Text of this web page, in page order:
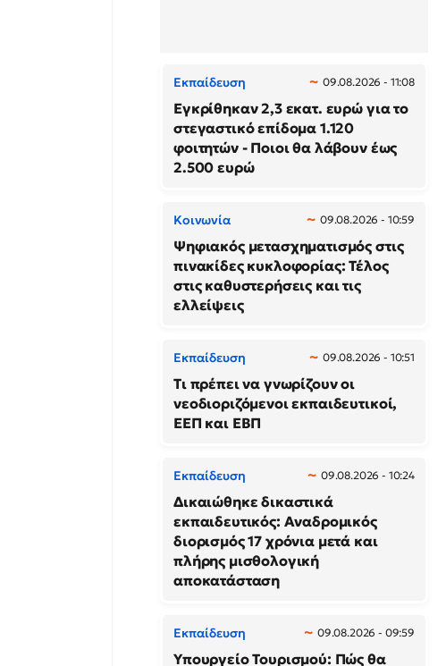
Εκπαίδευση 09.08.2026 - 11:08
Εγκρίθηκαν 2,3 εκατ. ευρώ για το
στεγαστικό επίδομα 1.120
φοιτητών - Ποιοι θα λάβουν έως
2.500 ευρώ
Κοινωνία 09.08.2026 - 10:59
Ψηφιακός μετασχηματισμός στις
πινακίδες κυκλοφορίας: Τέλος
στις καθυστερήσεις και τις
ελλείψεις
Εκπαίδευση 09.08.2026 - 10:51
Τι πρέπει να γνωρίζουν οι
νεοδιοριζόμενοι εκπαιδευτικοί,
ΕΕΠ και ΕΒΠ
Εκπαίδευση 09.08.2026 - 10:24
Δικαιώθηκε δικαστικά
εκπαιδευτικός: Αναδρομικός
διορισμός 17 χρόνια μετά και
πλήρης μισθολογική
αποκατάσταση
Εκπαίδευση 09.08.2026 - 09:59
Υπουργείο Τουρισμού: Πώς θα